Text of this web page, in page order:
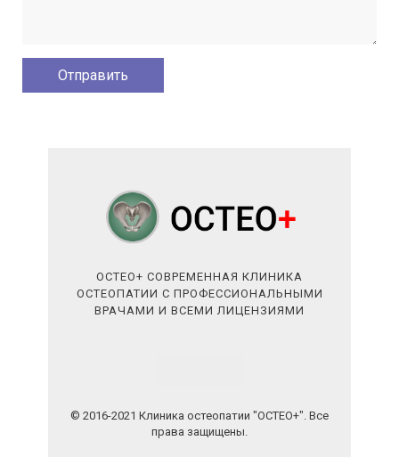
ОСТЕО+ СОВРЕМЕННАЯ КЛИНИКА
ОСТЕОПАТИИ С ПРОФЕССИОНАЛЬНЫМИ
ВРАЧАМИ И ВСЕМИ ЛИЦЕНЗИЯМИ
© 2016-2021 Клиника остеопатии "ОСТЕО+". Все
права защищены.